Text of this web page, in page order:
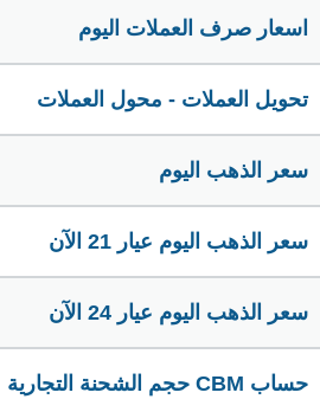
اسعار صرف العملات اليوم
تحويل العملات - محول العملات
سعر الذهب اليوم
سعر الذهب اليوم عيار 21 الآن
سعر الذهب اليوم عيار 24 الآن
حساب CBM حجم الشحنة التجارية